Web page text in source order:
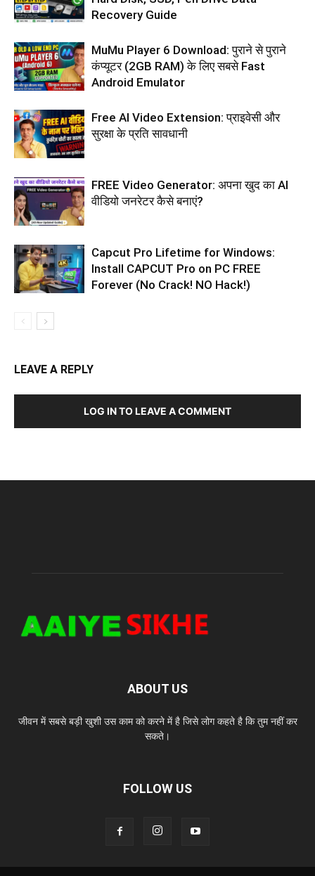
Recovery Guide
MuMu Player 6 Download: पुराने से पुराने
कंप्यूटर (2GB RAM) के लिए सबसे Fast
Android Emulator
Free AI Video Extension: प्राइवेसी और
सुरक्षा के प्रति सावधानी
FREE Video Generator: अपना खुद का AI
वीडियो जनरेटर कैसे बनाएं?
Capcut Pro Lifetime for Windows:
Install CAPCUT Pro on PC FREE
Forever (No Crack! NO Hack!)
LEAVE A REPLY
LOG IN TO LEAVE A COMMENT
ABOUT US
जीवन में सबसे बड़ी खुशी उस काम को करने में है जिसे लोग कहते है कि तुम नहीं कर
सकते।
FOLLOW US